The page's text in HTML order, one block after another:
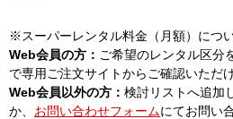
※スーパーレンタル料金（月額）につ
Web会員の方： ご希望のレンタル区分
で専用ご注文サイトからご確認いただ
Web会員以外の方： 検討リストへ追加
か、 お問い合わせフォームにてお問い